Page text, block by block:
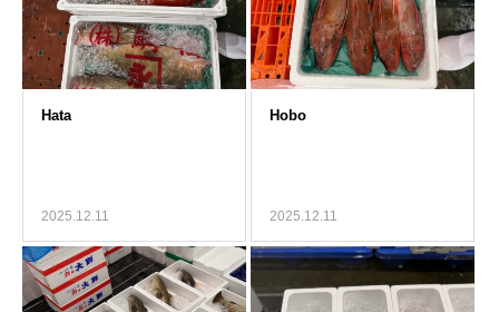
2025.12.11 2025.12.11